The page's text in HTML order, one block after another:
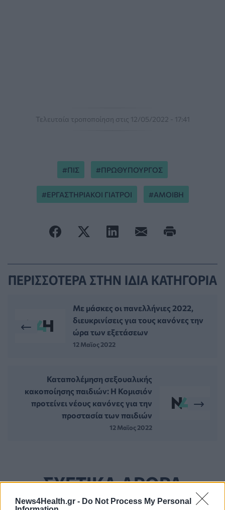
News4Health.gr - Do Not Process My Personal
Τελευταία τροποποίηση στις 12/05/2022 - 17:41
ΠΙΣ ΠΡΩΘΥΠΟΥΡΓΟΣ
ΕΡΓΑΣΤΗΡΙΑΚΟΙ ΓΙΑΤΡΟΙ ΑΜΟΙΒΗ
ΠΕΡΙΣΣΟΤΕΡΑ ΣΤΗΝ ΙΔΙΑ ΚΑΤΗΓΟΡΙΑ
Με μάσκες οι πανελλήνιες 2022,
διευκρινίσεις για τους κανόνες την
ώρα των εξετάσεων
12 Μαϊος 2022
Καταπολέμηση σεξουαλικής
κακοποίησης παιδιών: Η Κομισιόν
προτείνει νέους κανόνες για την
προστασία των παιδιών
12 Μαϊος 2022
ΣΧΕΤΙΚΑ ΑΡΘΡΑ